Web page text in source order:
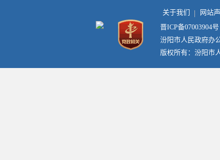
关于我们
网站
晋ICP备07003904号
汾阳市人民政府办
版权所有：汾阳市